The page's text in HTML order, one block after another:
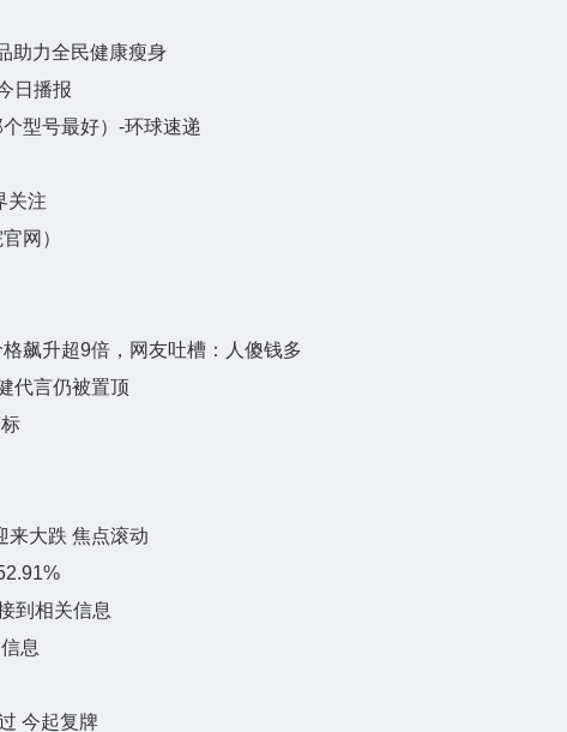
助力全民健康瘦身
日播报
型号最好）-环球速递
关注
网）
飙升超9倍，网友吐槽：人傻钱多
代言仍被置顶
来大跌 焦点滚动
到相关信息
息
今起复牌